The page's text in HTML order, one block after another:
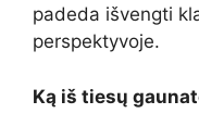
padeda išvengti
perspektyvoje.
Ką iš tiesų